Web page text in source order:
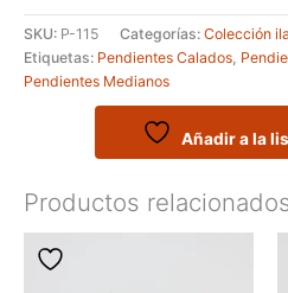
formas
redondas
con
interiores
envejecidos
SKU: P-115 Categorías: Colección
Etiquetas: Pendientes Calados,
Pendientes Medianos
Añadir a la
Productos